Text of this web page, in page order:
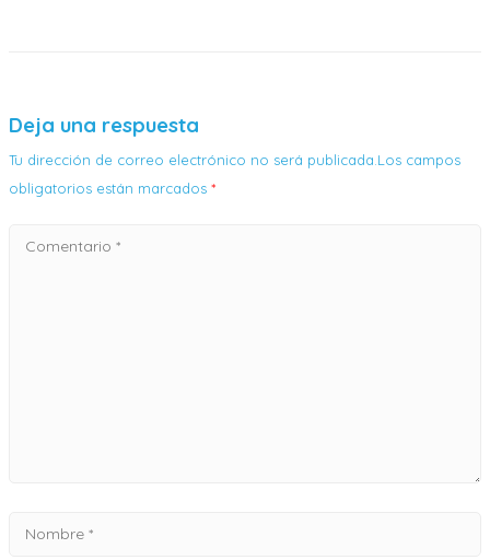
Deja una respuesta
Tu dirección de correo electrónico no será publicada.Los campos
obligatorios están marcados *